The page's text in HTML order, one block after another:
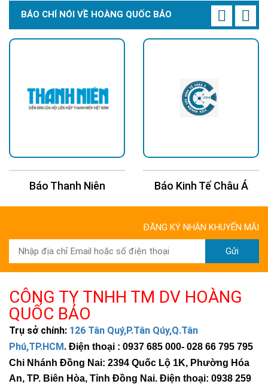
BÁO CHÍ NÓI VỀ HOÀNG QUỐC BẢO
Báo Thanh Niên Báo Kinh Tế Châu Á
ĐĂNG KÝ NHẬN KHUYẾN MÃI
Gửi
CÔNG TY TNHH TM DV HOÀNG
QUỐC BẢO
Trụ sở chính: 126 Tân Quý,P.Tân Qúy,Q.Tân
Phú,TP.HCM. Điện thoại : 0937 685 000- 028 66 795 795
Chi Nhánh Đồng Nai: 2394 Quốc Lộ 1K, Phường Hóa
An, TP. Biên Hòa, Tỉnh Đồng Nai. Điện thoại: 0938 259